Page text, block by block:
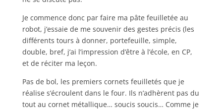
Je commence donc par faire ma pâte feuilletée au
robot, j’essaie de me souvenir des gestes précis (les
différents tours à donner, portefeuille, simple,
double, bref, j’ai l’impression d’être à l’école, en CP,
et de réciter ma leçon.
Pas de bol, les premiers cornets feuilletés que je
réalise s’écroulent dans le four. Ils n’adhèrent pas du
tout au cornet métallique… soucis soucis… Comme je